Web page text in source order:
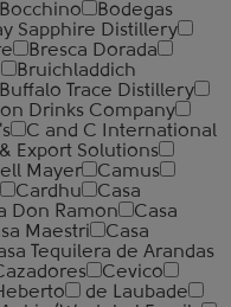
Bocchino
Bodegas
Sapphire Distillery
Bresca Dorada
Bruichladdich
Buffalo Trace Distillery
Drinks Company
C and C International
Export Solutions
Mayer
Camus
Cardhu
Casa
Don Ramon
Casa
Maestri
Casa
Tequilera de Arandas
Cevico
de Laubade